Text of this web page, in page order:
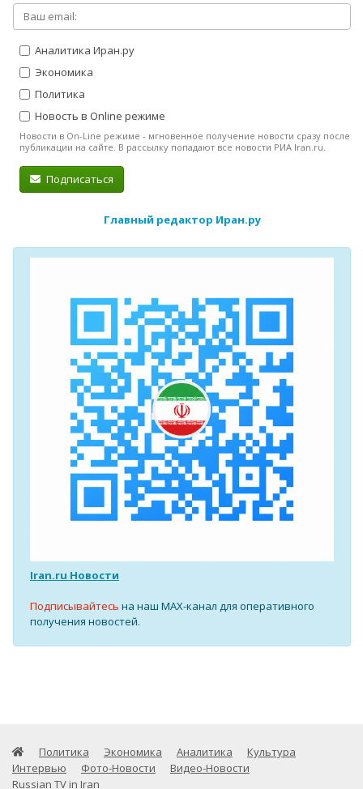
Аналитика Иран.ру
Экономика
Политика
Новость в Online режиме
Новости в On-Line режиме - мгновенное получение новости сразу после
публикации на сайте. В рассылку попадают все новости РИА Iran.ru.
Подписаться
Главный редактор Иран.ру
Iran.ru Новости
Подписывайтесь на наш MAX-канал для оперативного
получения новостей.
Политика Экономика Аналитика
Культура
Интервью
Фото-Новости
Видео-Новости
Russian TV in Iran